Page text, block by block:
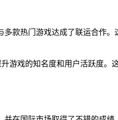
款热门游戏达成了联运合作
游戏的知名度和用户活跃度。